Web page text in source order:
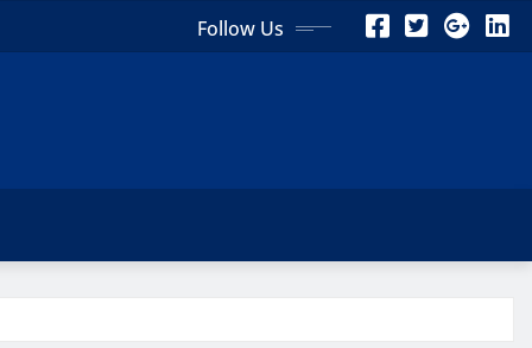
Follow Us